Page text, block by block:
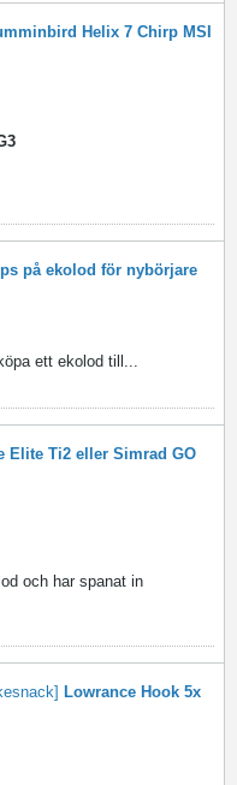
Helix 7 Chirp MSI
på ekolod för nybörjare
ett ekolod till...
Elite Ti2 eller Simrad GO
och har spanat in
Lowrance Hook 5x